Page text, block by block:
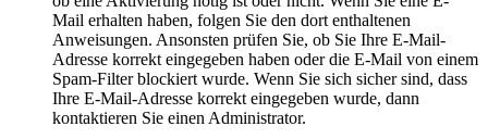
Mail erhalten haben, folgen Sie den dort enthaltenen
Anweisungen. Ansonsten prüfen Sie, ob Sie Ihre E-Mail-
Adresse korrekt eingegeben haben oder die E-Mail von einem
Spam-Filter blockiert wurde. Wenn Sie sich sicher sind, dass
Ihre E-Mail-Adresse korrekt eingegeben wurde, dann
kontaktieren Sie einen Administrator.